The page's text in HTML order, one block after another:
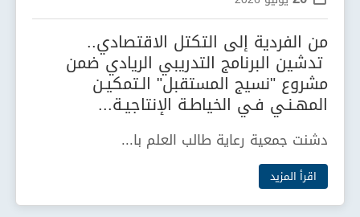
من الفردية إلى التكتل الاقتصادي..
تدشين البرنامج التدريبي الريادي ضمن
مشروع "نسيج المستقبل" الـتمكيـن
المهـنـي فـي الخياطـة الإنتاجيـة...
دشنت جمعية رعاية طالب العلم با...
اقرأ المزيد